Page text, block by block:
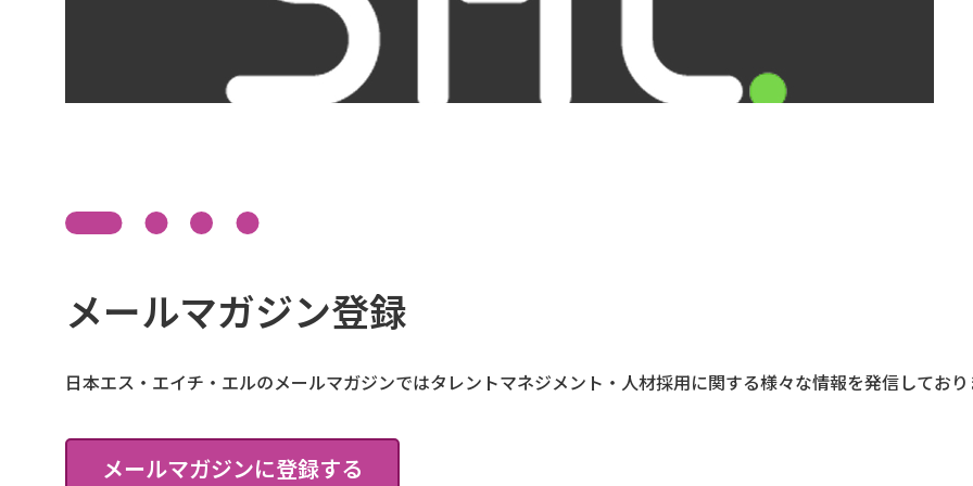
メールマガジン登録
日本エス・エイチ・エルのメールマガジンではタレントマネジメント・人材採用に関する様々な情報を発信しており
メールマガジンに登録する